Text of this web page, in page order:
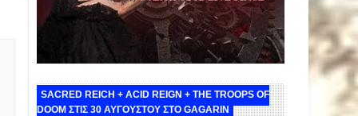
SACRED REICH + ACID REIGN + THE TROOPS OF
DOOM ΣΤΙΣ 30 ΑΥΓΟΥΣΤΟΥ ΣΤΟ GAGARIN